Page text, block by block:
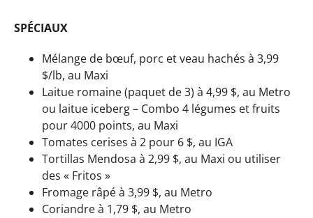
SPÉCIAUX
Mélange de bœuf, porc et veau hachés à 3,99
$/lb, au Maxi
Laitue romaine (paquet de 3) à 4,99 $, au Metro
ou laitue iceberg – Combo 4 légumes et fruits
pour 4000 points, au Maxi
Tomates cerises à 2 pour 6 $, au IGA
Tortillas Mendosa à 2,99 $, au Maxi ou utiliser
des « Fritos »
Fromage râpé à 3,99 $, au Metro
Coriandre à 1,79 $, au Metro